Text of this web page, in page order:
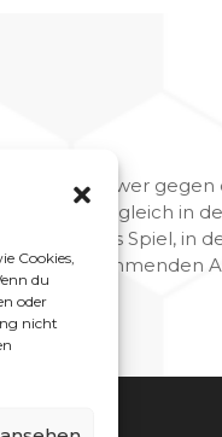
Cookies,
du
oder
nicht
die Gatower gegen
dem Ausgleich in
dieses Spiel, in
für die kommenden